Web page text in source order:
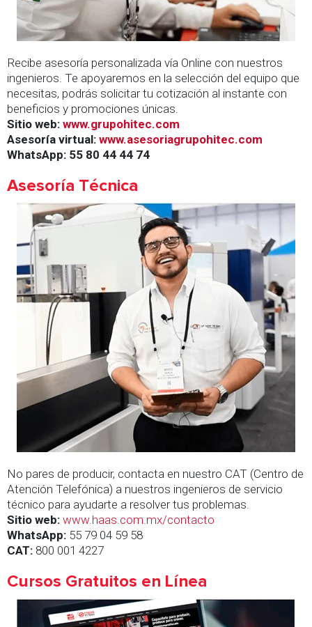
Recibe asesoría personalizada vía Online con nuestros
ingenieros. Te apoyaremos en la selección del equipo que
necesitas, podrás solicitar tu cotización al instante con
beneficios y promociones únicas.
Sitio web: www.grupohitec.com
Asesoría virtual: www.asesoriagrupohitec.com
WhatsApp: 55 80 44 44 74
Asesoría Técnica
No pares de producir, contacta en nuestro CAT (Centro de
Atención Telefónica) a nuestros ingenieros de servicio
técnico para ayudarte a resolver tus problemas.
Sitio web: www.haas.com.mx/contacto
WhatsApp: 55 79 04 59 58
CAT: 800 001 4227
Cursos Gratuitos en Línea